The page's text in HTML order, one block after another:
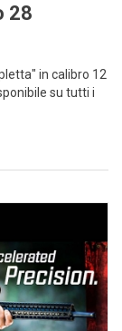
28
in calibro 12
su tutti i